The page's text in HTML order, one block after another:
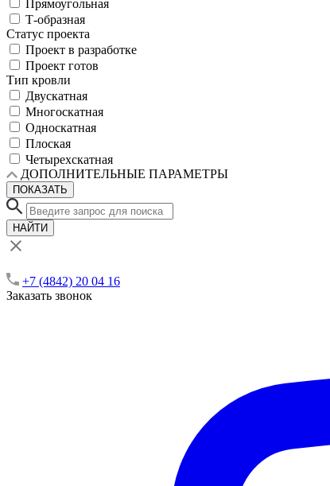
Прямоугольная
Т-образная
Статус проекта
Проект в разработке
Проект готов
Тип кровли
Двускатная
Многоскатная
Односкатная
Плоская
Четырехскатная
ДОПОЛНИТЕЛЬНЫЕ ПАРАМЕТРЫ
ПОКАЗАТЬ
НАЙТИ
+7 (4842) 20 04 16
Заказать звонок